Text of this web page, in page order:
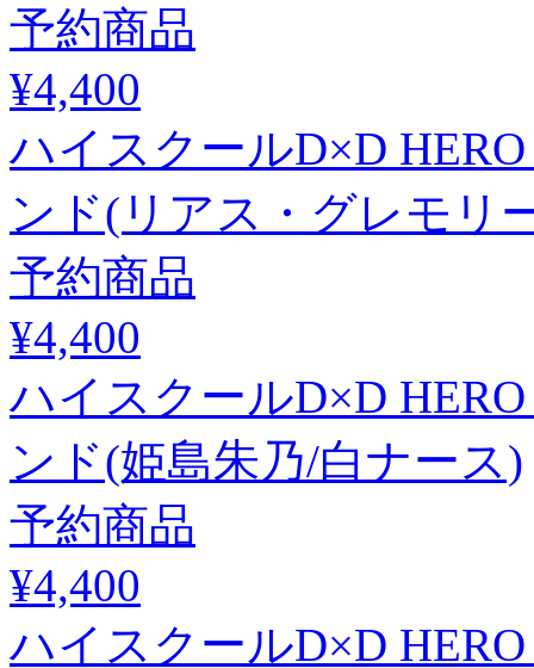
予約商品
¥4,400
ハイスクールD×D
ンド(リアス・グレモリ
予約商品
¥4,400
ハイスクールD×D
ンド(姫島朱乃/白ナース)
予約商品
¥4,400
ハイスクールD×D